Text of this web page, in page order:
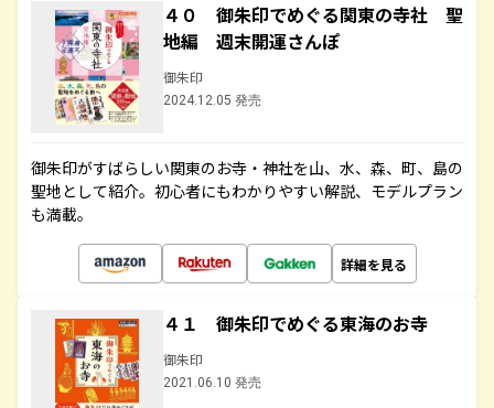
４０ 御朱印でめぐる関東の寺社 聖
地編 週末開運さんぽ
御朱印
2024.12.05 発売
御朱印がすばらしい関東のお寺・神社を山、水、森、町、島の
聖地として紹介。初心者にもわかりやすい解説、モデルプラン
も満載。
詳細を見る
４１ 御朱印でめぐる東海のお寺
御朱印
2021.06.10 発売